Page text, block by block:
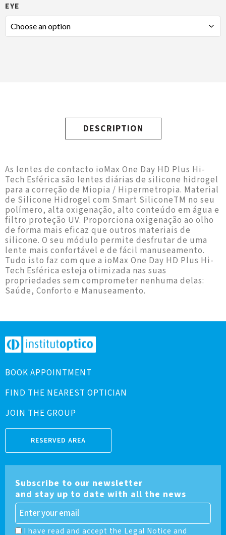
EYE
DESCRIPTION
As lentes de contacto ioMax One Day HD Plus Hi-
Tech Esférica são lentes diárias de silicone hidrogel
para a correção de Miopia / Hipermetropia. Material
de Silicone Hidrogel com Smart SiliconeTM no seu
polímero, alta oxigenação, alto conteúdo em água e
filtro proteção UV. Proporciona oxigenação ao olho
de forma mais eficaz que outros materiais de
silicone. O seu módulo permite desfrutar de uma
lente mais confortável e de fácil manuseamento.
Tudo isto faz com que a ioMax One Day HD Plus Hi-
Tech Esférica esteja otimizada nas suas
propriedades sem comprometer nenhuma delas:
Saúde, Conforto e Manuseamento.
BOOK APPOINTMENT
FIND THE NEAREST OPTICIAN
JOIN THE GROUP
RESERVED AREA
Subscribe to our newsletter
and stay up to date with all the news
I have read and accept the Legal Notice and